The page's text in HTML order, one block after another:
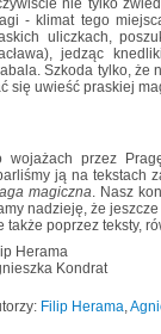
nie tylko
- klimat tego
uliczkach,
jedząc
Szkoda tylko, że
się uwieść praskiej
wojażach przez
ją na tekstach
magiczna. Nasz
nadzieję, że
także poprzez teksty,
Herama
Kondrat
Filip Herama